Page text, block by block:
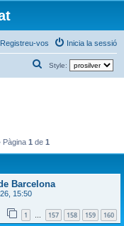
Inicia la sessió
Registreu-vos
Style:
e
Pàgina 1 de 1
Barcelona
15:50
1 … 157 158 159 160